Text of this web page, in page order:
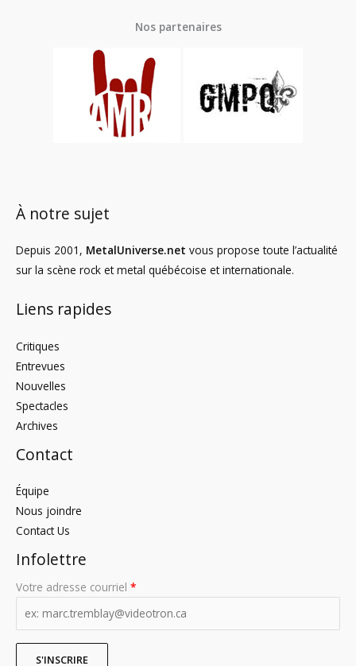
Nos partenaires
À notre sujet
Depuis 2001, MetalUniverse.net vous propose toute l’actualité
sur la scène rock et metal québécoise et internationale.
Liens rapides
Critiques
Entrevues
Nouvelles
Spectacles
Archives
Contact
Équipe
Nous joindre
Contact Us
Infolettre
Votre adresse courriel *